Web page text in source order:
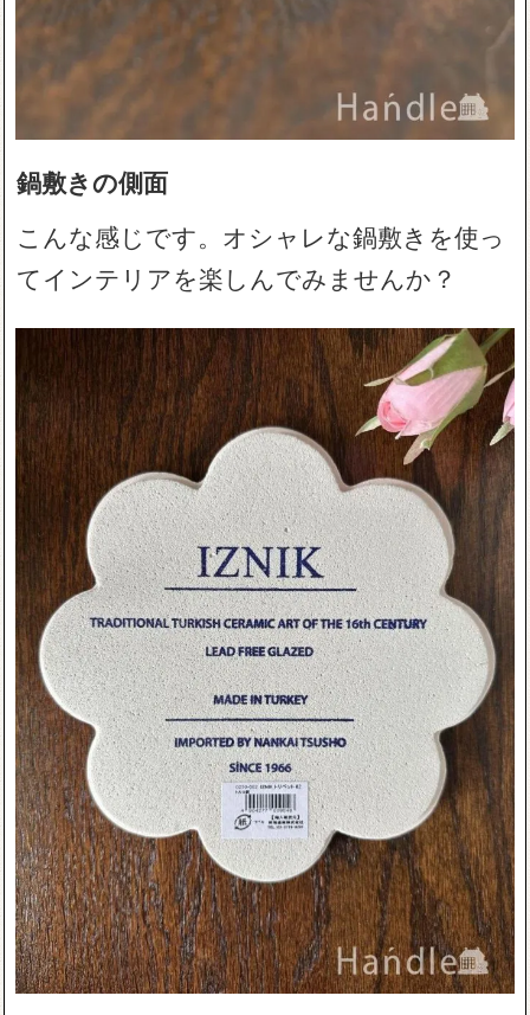
鍋敷きの側面
こんな感じです。オシャレな鍋敷きを使っ
てインテリアを楽しんでみませんか？